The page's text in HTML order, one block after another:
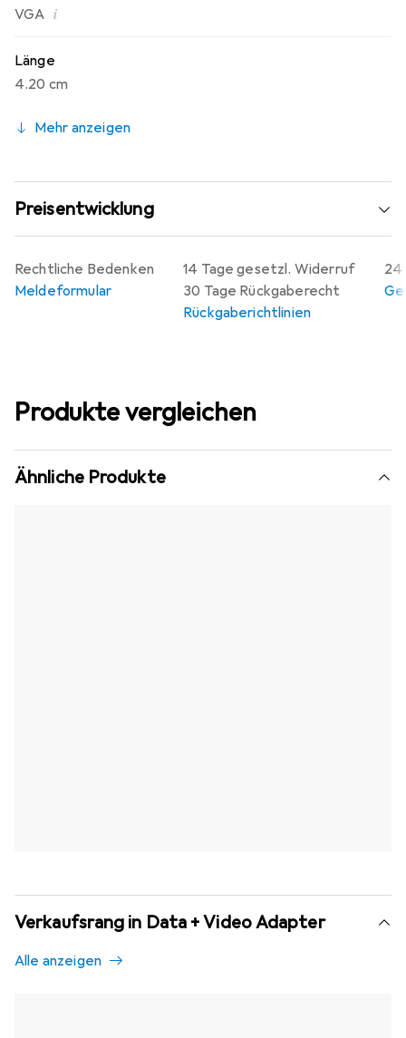
VGA i
Länge
4.20 cm
Mehr anzeigen
Preisentwicklung
14 Tage gesetzl. Widerruf
30 Tage Rückgaberecht
Rückgaberichtlinien
24
Rechtliche Bedenken
Meldeformular
Produkte vergleichen
Ähnliche Produkte
Verkaufsrang in Data + Video Adapter
Alle anzeigen